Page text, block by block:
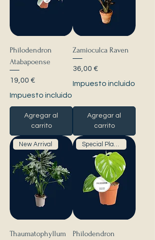
Philodendron
Atabapoense
Precio
19,00 €
Impuesto incluido
Agregar al
carrito
Zamioculca Raven
Precio
36,00 €
Impuesto incluido
Agregar al
carrito
New Arrival
Thaumatophyllum
Special Plants
Philodendron